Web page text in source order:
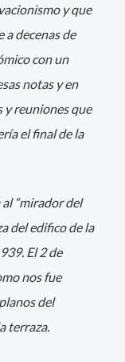
y que
a decenas de
con un
notas y en
y reuniones que
el final de la
“mirador del
del edifico de la
El 2 de
nos fue
del
terraza.